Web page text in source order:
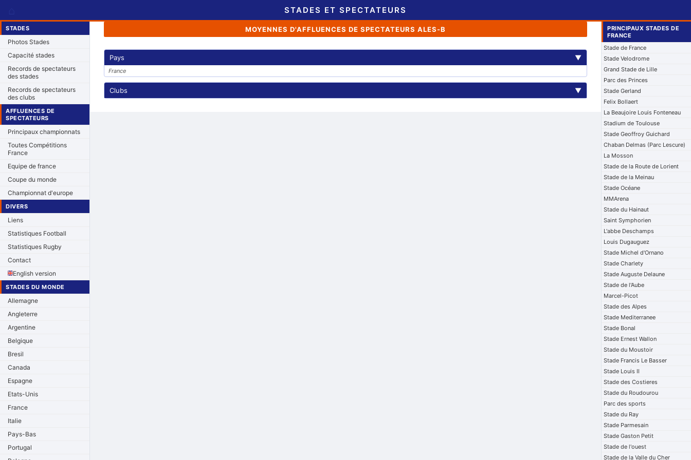
STADES ET SPECTATEURS
STADES
Photos Stades
Capacité stades
Records de spectateurs
des stades
Records de spectateurs
des clubs
AFFLUENCES DE
SPECTATEURS
Principaux championnats
Toutes Compétitions
France
Equipe de france
Coupe du monde
Championnat d'europe
DIVERS
Liens
Statistiques Football
Statistiques Rugby
Contact
English version
STADES DU MONDE
Allemagne
Angleterre
Argentine
Belgique
Bresil
Canada
Espagne
Etats-Unis
France
Italie
Pays-Bas
Portugal
MOYENNES D'AFFLUENCES DE SPECTATEURS ALES-B
Pays ▼
France
Clubs ▼
PRINCIPAUX STADES DE
FRANCE
Stade de France
Stade Velodrome
Grand Stade de Lille
Parc des Princes
Stade Gerland
Felix Bollaert
La Beaujoire Louis Fonteneau
Stadium de Toulouse
Stade Geoffroy Guichard
Chaban Delmas (Parc Lescure)
La Mosson
Stade de la Route de Lorient
Stade de la Meinau
Stade Océane
MMArena
Stade du Hainaut
Saint Symphorien
L'abbe Deschamps
Louis Dugauguez
Stade Michel d'Ornano
Stade Charlety
Stade Auguste Delaune
Stade de l'Aube
Marcel-Picot
Stade des Alpes
Stade Mediterranee
Stade Bonal
Stade Ernest Wallon
Stade du Moustoir
Stade Francis Le Basser
Stade Louis II
Stade des Costieres
Stade du Roudourou
Parc des sports
Stade du Ray
Stade Parmesain
Stade Gaston Petit
Stade de l'ouest
Stade de la Valle du Cher